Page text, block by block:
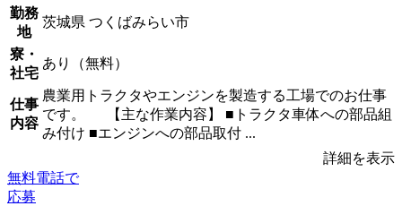
勤務
地
茨城県 つくばみらい市
寮・
社宅
あり（無料）
仕事
内容
農業用トラクタやエンジンを製造する工場でのお仕事
です。 【主な作業内容】 ■トラクタ車体への部品組
み付け ■エンジンへの部品取付 ...
詳細を表示
無料電話で
応募